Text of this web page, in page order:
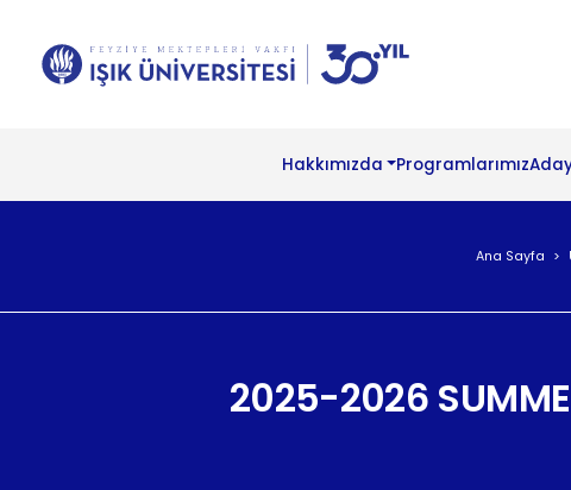
Hakkımızda Programlarımız
Ana Sayfa
2025-2026